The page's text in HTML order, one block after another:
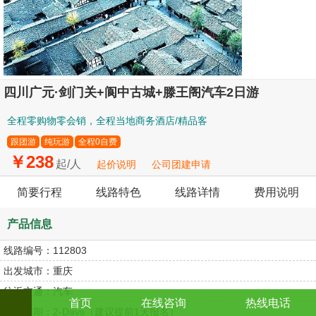
四川广元·剑门关+阆中古城+滕王阁汽车2日游
全程零购物零会销，全程当地商务酒店/精品客
跟团游 纯玩游 全程0自费
￥238 起/人 起价说明 公司团建申请
简要行程 线路特色 线路详情 费用说明
产品信息
线路编号： 112803
出发城市： 重庆
往返交通：汽车
2-Days（建议提前1天报名）
首页 在线咨询 热线电话